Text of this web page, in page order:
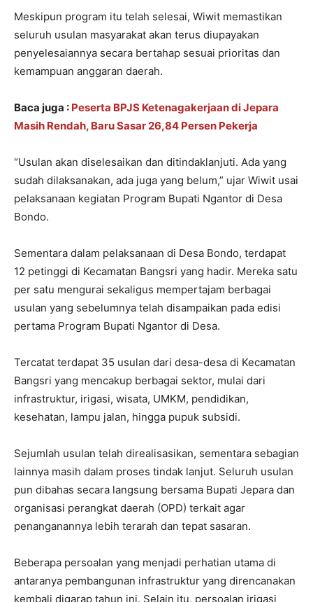
Meskipun program itu telah selesai, Wiwit memastikan
seluruh usulan masyarakat akan terus diupayakan
penyelesaiannya secara bertahap sesuai prioritas dan
kemampuan anggaran daerah.
Baca juga : Peserta BPJS Ketenagakerjaan di Jepara
Masih Rendah, Baru Sasar 26,84 Persen Pekerja
“Usulan akan diselesaikan dan ditindaklanjuti. Ada yang
sudah dilaksanakan, ada juga yang belum,” ujar Wiwit usai
pelaksanaan kegiatan Program Bupati Ngantor di Desa
Bondo.
Sementara dalam pelaksanaan di Desa Bondo, terdapat
12 petinggi di Kecamatan Bangsri yang hadir. Mereka satu
per satu mengurai sekaligus mempertajam berbagai
usulan yang sebelumnya telah disampaikan pada edisi
pertama Program Bupati Ngantor di Desa.
Tercatat terdapat 35 usulan dari desa-desa di Kecamatan
Bangsri yang mencakup berbagai sektor, mulai dari
infrastruktur, irigasi, wisata, UMKM, pendidikan,
kesehatan, lampu jalan, hingga pupuk subsidi.
Sejumlah usulan telah direalisasikan, sementara sebagian
lainnya masih dalam proses tindak lanjut. Seluruh usulan
pun dibahas secara langsung bersama Bupati Jepara dan
organisasi perangkat daerah (OPD) terkait agar
penanganannya lebih terarah dan tepat sasaran.
Beberapa persoalan yang menjadi perhatian utama di
antaranya pembangunan infrastruktur yang direncanakan
kembali digarap tahun ini. Selain itu, persoalan irigasi